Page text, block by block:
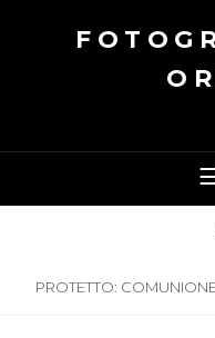
PROTETTO: